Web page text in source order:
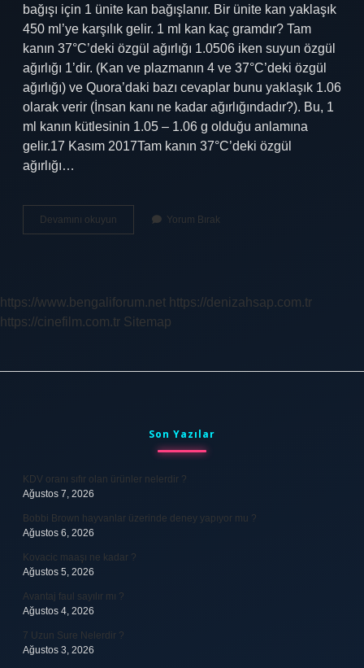
bağışı için 1 ünite kan bağışlanır. Bir ünite kan yaklaşık
450 ml’ye karşılık gelir. 1 ml kan kaç gramdır? Tam
kanın 37°C’deki özgül ağırlığı 1.0506 iken suyun özgül
ağırlığı 1’dir. (Kan ve plazmanın 4 ve 37°C’deki özgül
ağırlığı) ve Quora’daki bazı cevaplar bunu yaklaşık 1.06
olarak verir (İnsan kanı ne kadar ağırlığındadır?). Bu, 1
ml kanın kütlesinin 1.05 – 1.06 g olduğu anlamına
gelir.17 Kasım 2017Tam kanın 37°C’deki özgül
ağırlığı…
Devamını okuyun
Ml
Yorum Bırak
https://www.bengaliforum.net https://denizahsap.com.tr
https://cinefilm.com.tr Sitemap
Son Yazılar
KDV oranı sıfır olan ürünler nelerdir ?
Ağustos 7, 2026
Bobbi Brown hayvanlar üzerinde deney yapıyor mu ?
Ağustos 6, 2026
Kovacic maaşı ne kadar ?
Ağustos 5, 2026
Avantaj faul sayılır mı ?
Ağustos 4, 2026
7 Uzun Sure Nelerdir ?
Ağustos 3, 2026